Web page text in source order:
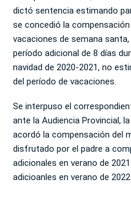
dictó sentencia estimando
se concedió la
vacaciones de semana
período adicional de 8 días
navidad de 2020-2021, no
del período de vacaciones.
Se interpuso el
ante la Audiencia Provincial,
acordó la compensación del
disfrutado por el padre a
adicionales en verano de
adicioanles en verano de 2022.